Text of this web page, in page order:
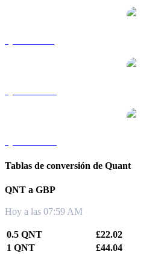
Tablas de conversión de Quant
QNT a GBP
Hoy a las 07:59 AM
0.5 QNT
£22.02
1 QNT
£44.04